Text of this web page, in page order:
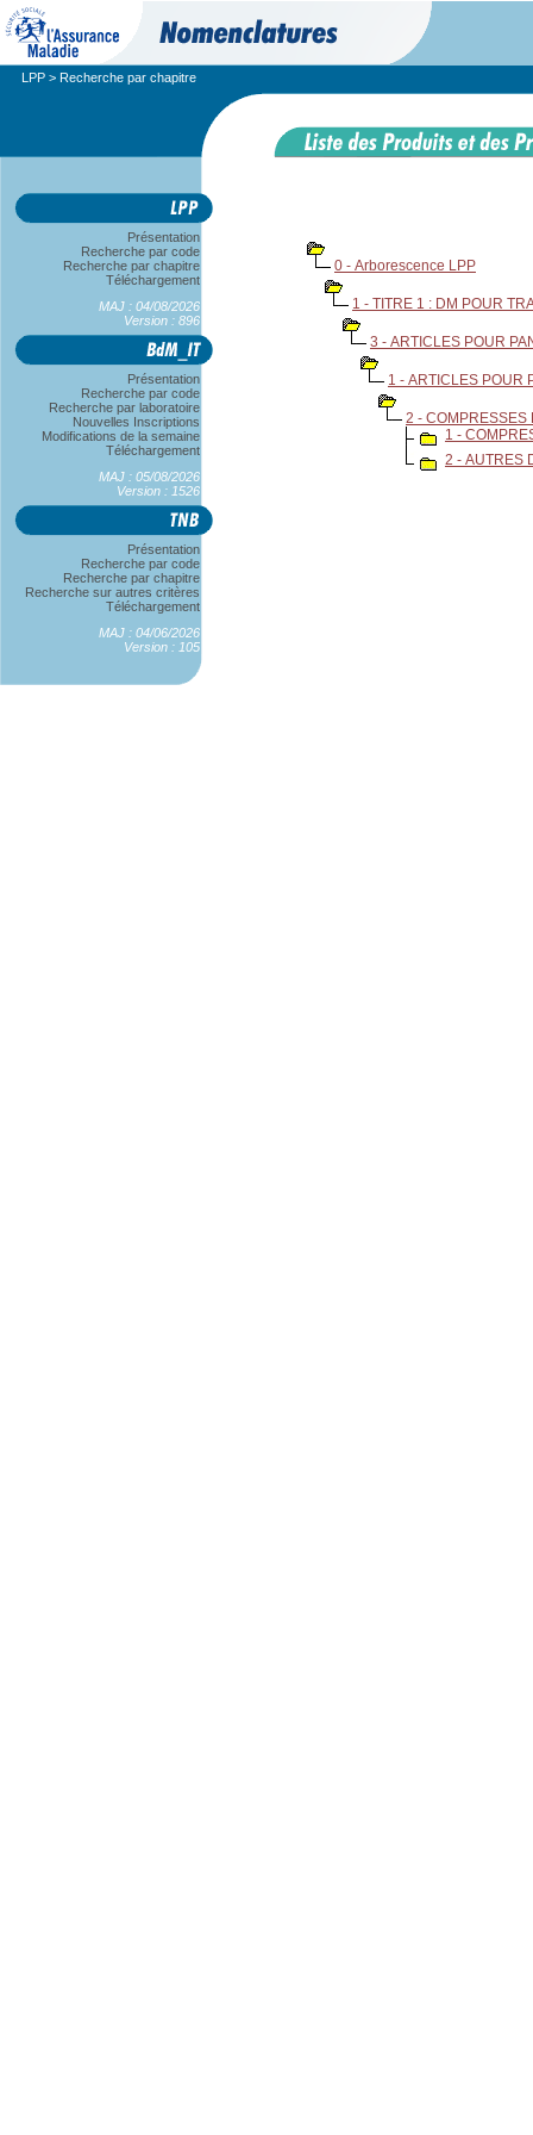
LPP > Recherche par chapitre
Présentation
Recherche par code
Recherche par chapitre
Téléchargement
MAJ : 04/08/2026
Version : 896
Présentation
Recherche par code
Recherche par laboratoire
Nouvelles Inscriptions
Modifications de la semaine
Téléchargement
MAJ : 05/08/2026
Version : 1526
Présentation
Recherche par code
Recherche par chapitre
Recherche sur autres critères
Téléchargement
MAJ : 04/06/2026
Version : 105
0 - Arborescence LPP
1 - TITRE 1 : DM POUR
3 - ARTICLES POUR
1 - ARTICLES POUR
2 - COMPRESSES
1 -
2 - AUTRES